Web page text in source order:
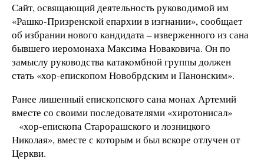
Сайт, освящающий деятельность руководимой им
«Рашко-Призренской епархии в изгнании», сообщает
об избрании нового кандидата – изверженного из сана
бывшего иеромонаха Максима Новаковича. Он по
замыслу руководства катакомбной группы должен
стать «хор-епископом Новобрдским и Панонским».
Ранее лишенный епископского сана монах Артемий
вместе со своими последователями «хиротонисал»
«хор-епископа Старорашского и лозницкого
Николая», вместе с которым и был вскоре отлучен от
Церкви.